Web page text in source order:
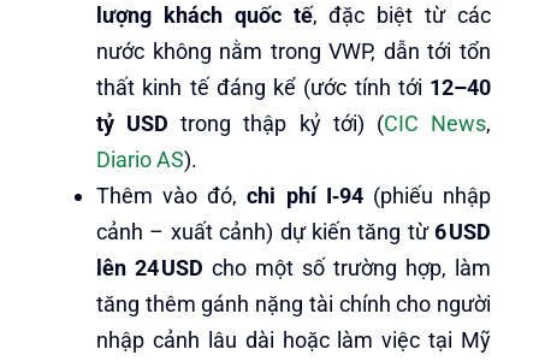
lượng khách quốc tế, đặc biệt từ các
nước không nằm trong VWP, dẫn tới tổn
thất kinh tế đáng kể (ước tính tới 12–40
tỷ USD trong thập kỷ tới) (CIC News,
Diario AS).
Thêm vào đó,chi phí I‑94(phiếu nhập
cảnh – xuất cảnh) dự kiến tăng từ6 USD
lên 24 USD cho một số trường hợp, làm
tăng thêm gánh nặng tài chính cho người
nhập cảnh lâu dài hoặc làm việc tại Mỹ